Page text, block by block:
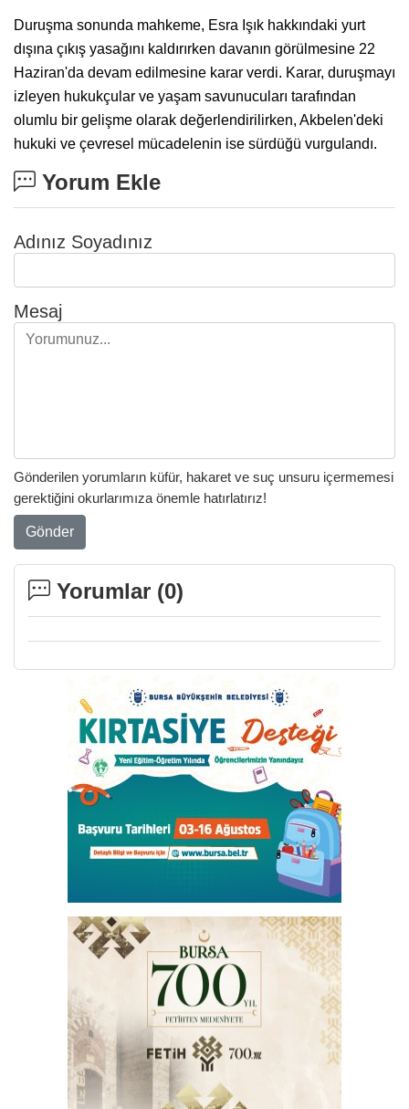
Duruşma sonunda mahkeme, Esra Işık hakkındaki yurt
dışına çıkış yasağını kaldırırken davanın görülmesine 22
Haziran'da devam edilmesine karar verdi. Karar, duruşmayı
izleyen hukukçular ve yaşam savunucuları tarafından
olumlu bir gelişme olarak değerlendirilirken, Akbelen'deki
hukuki ve çevresel mücadelenin ise sürdüğü vurgulandı.
Yorum Ekle
Adınız Soyadınız
Mesaj
Gönderilen yorumların küfür, hakaret ve suç unsuru içermemesi
gerektiğini okurlarımıza önemle hatırlatırız!
Gönder
Yorumlar (0)